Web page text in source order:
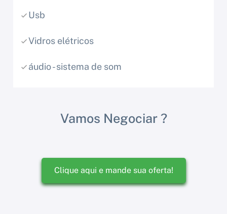
Usb
Vidros elétricos
áudio - sistema de som
Vamos Negociar ?
Clique aqui e mande sua oferta!